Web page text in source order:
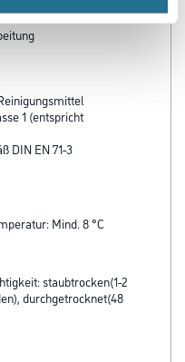
1 (entspricht
DIN EN 71-3
Mind. 8 °C
staubtrocken(1-2
durchgetrocknet(48